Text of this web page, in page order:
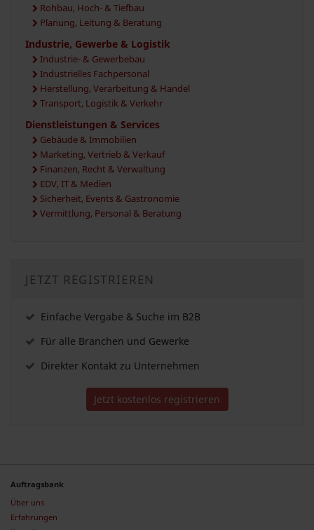
Rohbau, Hoch- & Tiefbau
Planung, Leitung & Beratung
Industrie, Gewerbe & Logistik
Industrie- & Gewerbebau
Industrielles Fachpersonal
Herstellung, Verarbeitung & Handel
Transport, Logistik & Verkehr
Dienstleistungen & Services
Gebäude & Immobilien
Marketing, Vertrieb & Verkauf
Finanzen, Recht & Verwaltung
EDV, IT & Medien
Sicherheit, Events & Gastronomie
Vermittlung, Personal & Beratung
JETZT REGISTRIEREN
Einfache Vergabe & Suche im B2B
Für alle Branchen und Gewerke
Direkter Kontakt zu Unternehmen
Jetzt kostenlos registrieren
Auftragsbank
Über uns
Erfahrungen